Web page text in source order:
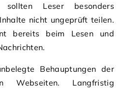
sollten Leser besonders
nicht ungeprüft teilen.
bereits beim Lesen und
Behauptungen der
Webseiten. Langfristig